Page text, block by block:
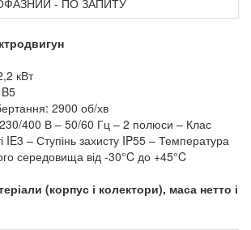
- ПО ЗАПИТУ
кВт
2900 об/хв
400 В – 50/60 Гц – 2 полюси – Клас
IE3 – Ступінь захисту IP55 – Температура
середовища від -30°C до +45°C
(корпус і колектори), маса нетто і